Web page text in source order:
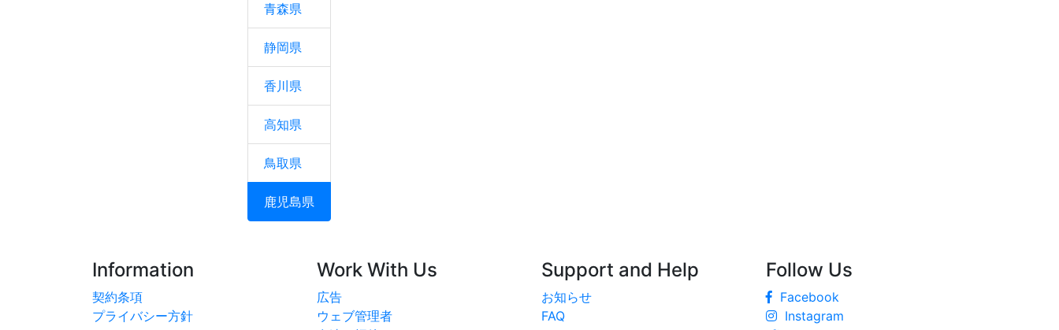
青森県
静岡県
香川県
高知県
鳥取県
鹿児島県
Information
契約条項
プライバシー方針
Work With Us
広告
ウェブ管理者
Support and Help
お知らせ
FAQ
Follow Us
Facebook
Instagram